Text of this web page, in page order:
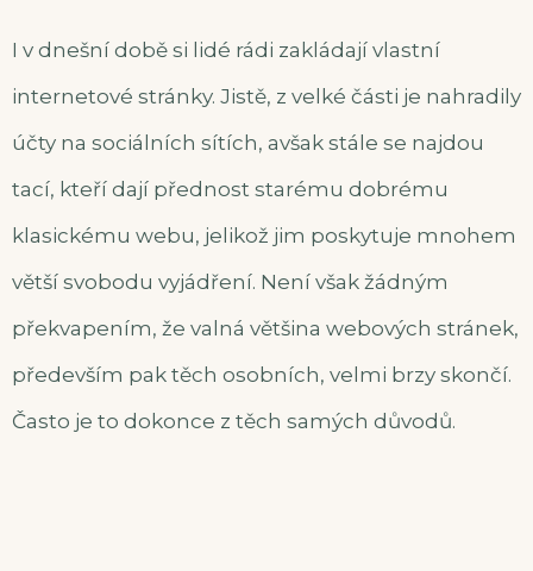
I v dnešní době si lidé rádi zakládají vlastní
internetové stránky. Jistě, z velké části je nahradily
účty na sociálních sítích, avšak stále se najdou
tací, kteří dají přednost starému dobrému
klasickému webu, jelikož jim poskytuje mnohem
větší svobodu vyjádření. Není však žádným
překvapením, že valná většina webových stránek,
především pak těch osobních, velmi brzy skončí.
Často je to dokonce z těch samých důvodů.